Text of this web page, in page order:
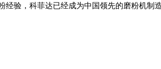
经验，科菲达已经成为中国领先的磨粉机